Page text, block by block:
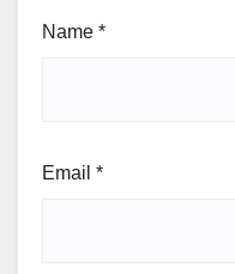
Name *
Email *